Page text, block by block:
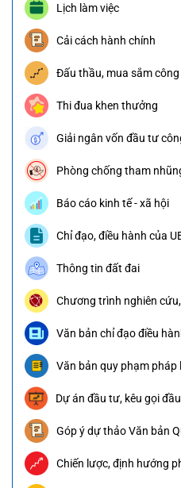
Lịch làm việc
Cải cách hành chính
Đấu thầu, mua sắm công
Thi đua khen thưởng
Giải ngân vốn đầu tư
Phòng chống tham
Báo cáo kinh tế - xã hội
Chỉ đạo, điều hành của
Thông tin đất đai
Chương trình nghiên
Văn bản chỉ đạo điều
Văn bản quy phạm pháp
Dự án đầu tư, kêu gọi
Góp ý dự thảo Văn bản
Chiến lược, định hướng